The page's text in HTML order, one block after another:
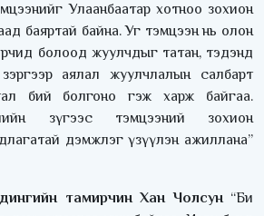
Улаанбаатар хотноо зохион
баяртай байна. Уг тэмцээн нь олон
болоод жуулчдыг татан, тэдэнд
аялал жуулчлалын салбарт
бий болгоно гэж харж байгаа.
зүгээс тэмцээний зохион
дэмжлэг үзүүлэн ажиллана”
тамирчин Хан Чолсун“Би